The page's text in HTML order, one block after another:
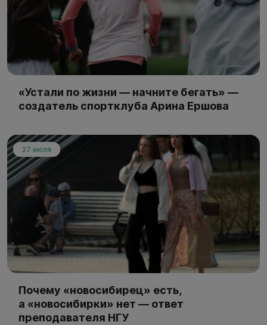
«Устали по жизни — начните бегать» —
создатель спортклуба Арина Ершова
27 июля
Почему «новосибирец» есть,
а «новосибирки» нет — ответ
преподавателя НГУ